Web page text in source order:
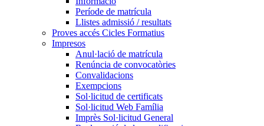
Període de matrícula
Llistes admissió / resultats
Proves accés Cicles Formatius
Impresos
Anul·lació de matrícula
Renúncia de convocatòries
Convalidacions
Exempcions
Sol·licitud de certificats
Sol·licitud Web Família
Imprès Sol·licitud General